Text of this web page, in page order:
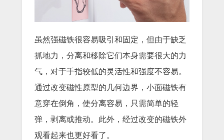
虽然强磁铁很容易吸引和固定，但由于缺乏
抓地力，分离和移除它们本身需要很大的力
气，对于手指较低的灵活性和强度不容易。
通过改变磁性原型的几何边界，小面磁铁有
意穿在倒角，使分离容易，只需简单的轻
弹，剥离或推动。此外，经过改变的磁铁外
观看起来也更好看了。